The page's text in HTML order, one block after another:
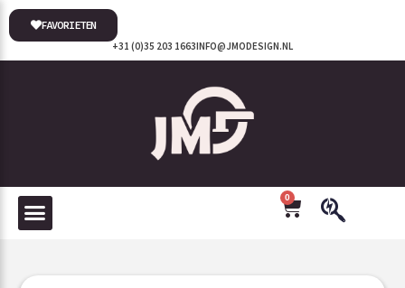
INFO@JMODESIGN.NL
+31 (0)35 203 1663
FAVORIETEN
0